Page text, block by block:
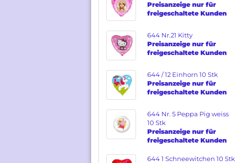
Folienballons Figuren
Zahlen
Gebutstag
Hochzeit
Baby
Welcome
Preisanzeige nur für
freigeschaltete Kunden
644 Nr.21 Kitty
Preisanzeige nur für
freigeschaltete Kunden
644 / 12 Einhorn 10 Stk
Preisanzeige nur für
freigeschaltete Kunden
644 Nr. 5 Peppa Pig weiss
10 Stk
Preisanzeige nur für
freigeschaltete Kunden
644 1 Schneewitchen 10 Stk